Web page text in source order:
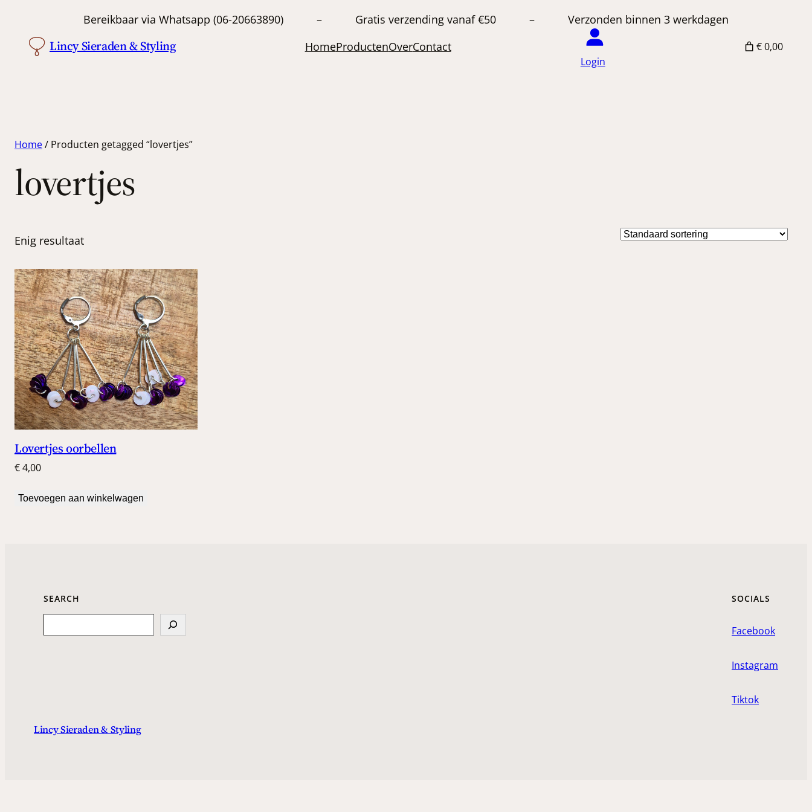
Bereikbaar via Whatsapp (06-20663890) – Gratis verzending vanaf €50 – Verzonden binnen 3 werkdagen
Lincy Sieraden & Styling HomeProductenOverContact
Login
€ 0,00
Home/ Producten getagged “lovertjes”
lovertjes
Enig resultaat
Lovertjes oorbellen
€4,00
Toevoegen aan winkelwagen
SEARCH SOCIALS
Facebook
Instagram
Tiktok
Lincy Sieraden & Styling